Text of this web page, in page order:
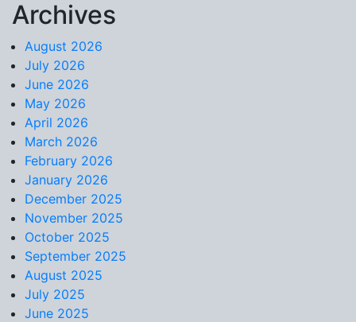
Skip to content
Archives
August 2026
July 2026
June 2026
May 2026
April 2026
March 2026
February 2026
January 2026
December 2025
November 2025
October 2025
September 2025
August 2025
July 2025
June 2025